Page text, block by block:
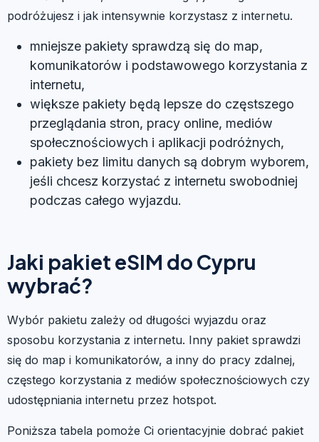
podróżujesz i jak intensywnie korzystasz z internetu.
mniejsze pakiety sprawdzą się do map,
komunikatorów i podstawowego korzystania z
internetu,
większe pakiety będą lepsze do częstszego
przeglądania stron, pracy online, mediów
społecznościowych i aplikacji podróżnych,
pakiety bez limitu danych są dobrym wyborem,
jeśli chcesz korzystać z internetu swobodniej
podczas całego wyjazdu.
Jaki pakiet eSIM do Cypru
wybrać?
Wybór pakietu zależy od długości wyjazdu oraz
sposobu korzystania z internetu. Inny pakiet sprawdzi
się do map i komunikatorów, a inny do pracy zdalnej,
częstego korzystania z mediów społecznościowych czy
udostępniania internetu przez hotspot.
Poniższa tabela pomoże Ci orientacyjnie dobrać pakiet